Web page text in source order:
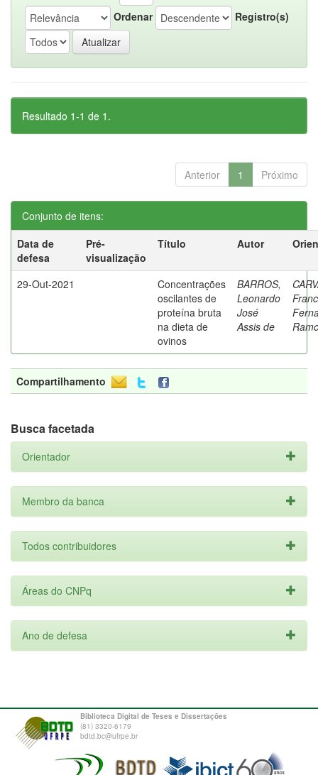
Ordenar
Registro(s)
Resultado 1-1 de 1.
Anterior 1 Próximo
Conjunto de itens:
Data de
defesa
Pré-
visualização
Título Autor
29-Out-2021
Concentrações
oscilantes de
proteína bruta
na dieta de
ovinos
BARROS,
Leonardo
José
Assis de
Compartilhamento
Busca facetada
Orientador
Membro da banca
Todos contribuidores
Áreas do CNPq
Ano de defesa
Biblioteca Digital de Teses e Dissertações
(81) 3320-6179
bdtd.bc@ufrpe.br